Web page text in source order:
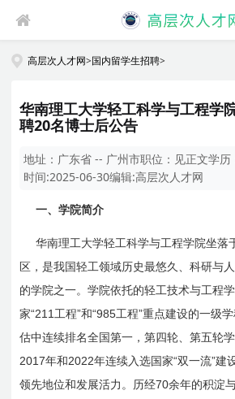
高层次人才网>国内留学生招聘>
华南理工大学轻工科学与工程学
聘20名博士后公告
地址： 广东省 -- 广州市职位： 见正文学历
时间:2025-06-30编辑:高层次人才网
一、学院简介
华南理工大学轻工科学与工程学院坐落
区，是我国轻工领域历史最悠久、科研与
的学院之一。学院依托的轻工技术与工程
家“211 工程”和“985工程”重点建设的一级
估中连续排名全国第一，第四轮、第五轮
2017年和2022年连续入选国家“双一流”建
领先地位和发展活力。历经70余年的积淀